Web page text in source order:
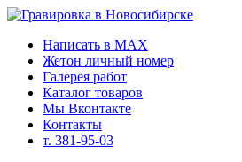
Написать в MAX
Жетон личный номер
Галерея работ
Каталог товаров
Мы Вконтакте
Контакты
т. 381-95-03